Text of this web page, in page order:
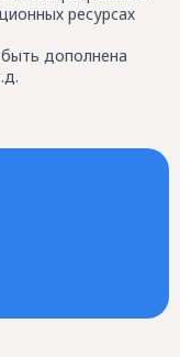
ресурсах
дополнена